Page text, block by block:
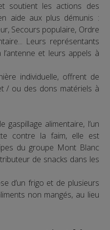
soutient les actions des
aide aux plus démunis :
Secours populaire, Ordre
Leurs représentants
et leurs appels à
individuelle, offrent de
/ ou des dons matériels à
alimentaire, l’un
contre la faim, elle est
du groupe Mont Blanc
de snacks dans les
d’un frigo et de plusieurs
non mangés, au lieu